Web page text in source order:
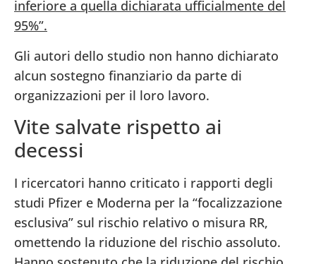
inferiore a quella dichiarata ufficialmente del
95%”.
Gli autori dello studio non hanno dichiarato
alcun sostegno finanziario da parte di
organizzazioni per il loro lavoro.
Vite salvate rispetto ai
decessi
I ricercatori hanno criticato i rapporti degli
studi Pfizer e Moderna per la “focalizzazione
esclusiva” sul rischio relativo o misura RR,
omettendo la riduzione del rischio assoluto.